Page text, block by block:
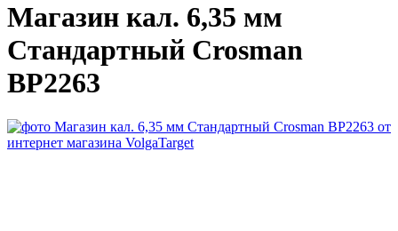
Магазин кал. 6,35 мм
Стандартный Crosman
BP2263